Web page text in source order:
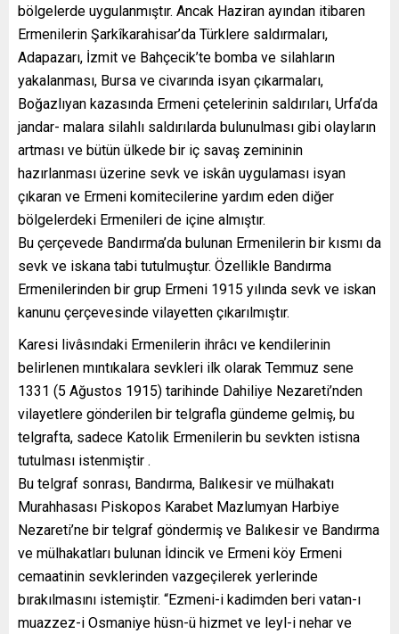
bölgelerde uygulanmıştır. Ancak Haziran ayından itibaren
Ermenilerin Şarkîkarahisar’da Türklere saldırmaları,
Adapazarı, İzmit ve Bahçecik’te bomba ve silahların
yakalanması, Bursa ve civarında isyan çıkarmaları,
Boğazlıyan kazasında Ermeni çetelerinin saldırıları, Urfa’da
jandar- malara silahlı saldırılarda bulunulması gibi olayların
artması ve bütün ülkede bir iç savaş zemininin
hazırlanması üzerine sevk ve iskân uygulaması isyan
çıkaran ve Ermeni komitecilerine yardım eden diğer
bölgelerdeki Ermenileri de içine almıştır.
Bu çerçevede Bandırma’da bulunan Ermenilerin bir kısmı da
sevk ve iskana tabi tutulmuştur. Özellikle Bandırma
Ermenilerinden bir grup Ermeni 1915 yılında sevk ve iskan
kanunu çerçevesinde vilayetten çıkarılmıştır.
Karesi livâsındaki Ermenilerin ihrâcı ve kendilerinin
belirlenen mıntıkalara sevkleri ilk olarak Temmuz sene
1331 (5 Ağustos 1915) tarihinde Dahiliye Nezareti’nden
vilayetlere gönderilen bir telgrafla gündeme gelmiş, bu
telgrafta, sadece Katolik Ermenilerin bu sevkten istisna
tutulması istenmiştir .
Bu telgraf sonrası, Bandırma, Balıkesir ve mülhakatı
Murahhasası Piskopos Karabet Mazlumyan Harbiye
Nezareti’ne bir telgraf göndermiş ve Balıkesir ve Bandırma
ve mülhakatları bulunan İdincik ve Ermeni köy Ermeni
cemaatinin sevklerinden vazgeçilerek yerlerinde
bırakılmasını istemiştir. “Ezmeni-i kadimden beri vatan-ı
muazzez-i Osmaniye hüsn-ü hizmet ve leyl-i nehar ve